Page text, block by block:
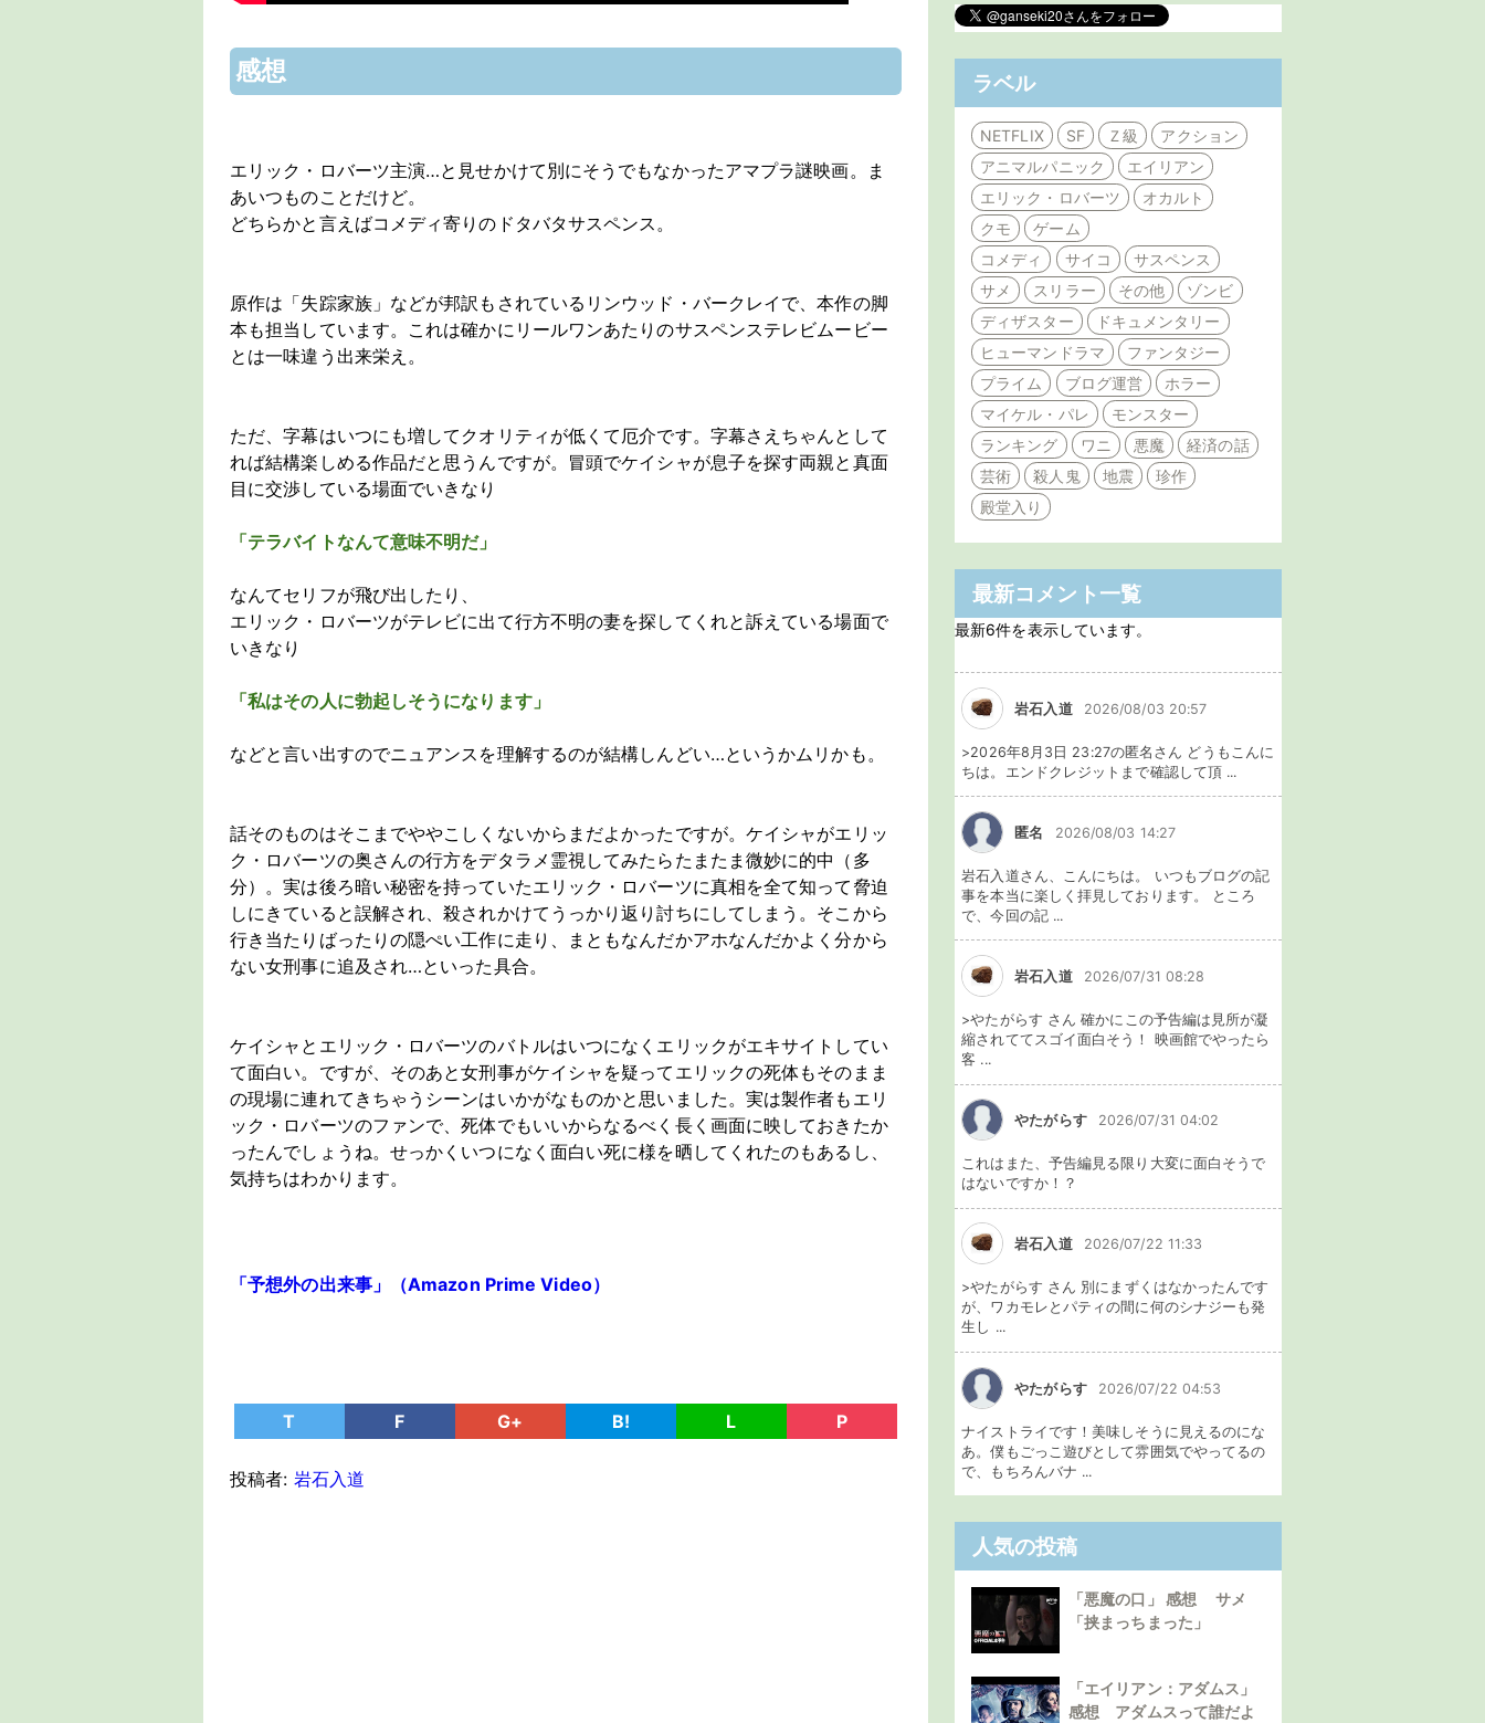
感想
エリック・ロバーツ主演…と見せかけて別にそうでもなかったアマプラ謎映画。ま
あいつものことだけど。
どちらかと言えばコメディ寄りのドタバタサスペンス。
原作は「失踪家族」などが邦訳もされているリンウッド・バークレイで、本作の脚
本も担当しています。これは確かにリールワンあたりのサスペンステレビムービー
とは一味違う出来栄え。
ただ、字幕はいつにも増してクオリティが低くて厄介です。字幕さえちゃんとして
れば結構楽しめる作品だと思うんですが。冒頭でケイシャが息子を探す両親と真面
目に交渉している場面でいきなり
「テラバイトなんて意味不明だ」
なんてセリフが飛び出したり、
エリック・ロバーツがテレビに出て行方不明の妻を探してくれと訴えている場面で
いきなり
「私はその人に勃起しそうになります」
などと言い出すのでニュアンスを理解するのが結構しんどい…というかムリかも。
話そのものはそこまでややこしくないからまだよかったですが。ケイシャがエリッ
ク・ロバーツの奥さんの行方をデタラメ霊視してみたらたまたま微妙に的中（多
分）。実は後ろ暗い秘密を持っていたエリック・ロバーツに真相を全て知って脅迫
しにきていると誤解され、殺されかけてうっかり返り討ちにしてしまう。そこから
行き当たりばったりの隠ぺい工作に走り、まともなんだかアホなんだかよく分から
ない女刑事に追及され…といった具合。
ケイシャとエリック・ロバーツのバトルはいつになくエリックがエキサイトしてい
て面白い。ですが、そのあと女刑事がケイシャを疑ってエリックの死体もそのまま
の現場に連れてきちゃうシーンはいかがなものかと思いました。実は製作者もエリ
ック・ロバーツのファンで、死体でもいいからなるべく長く画面に映しておきたか
ったんでしょうね。せっかくいつになく面白い死に様を晒してくれたのもあるし、
気持ちはわかります。
「予想外の出来事」（Amazon Prime Video）
T F G+ B! L P
投稿者: 岩石入道
ラベル
NETFLIX SF Ｚ級
アクション
アニマルパニック
エイリアン
エリック・ロバーツ
オカルト
クモ
ゲーム
コメディ
サイコ
サスペンス
サメ
スリラー その他
ゾンビ
ディザスター
ドキュメンタリー
ヒューマンドラマ
ファンタジー
プライム
ブログ運営
ホラー
マイケル・パレ
モンスター
ランキング
ワニ 悪魔
経済の話
芸術
殺人鬼 地震
珍作
殿堂入り
最新コメント一覧
最新6件を表示しています。
岩石入道 2026/08/03 20:57
>2026年8月3日 23:27の匿名さん どうもこんに
ちは。エンドクレジットまで確認して頂 ...
匿名 2026/08/03 14:27
岩石入道さん、こんにちは。 いつもブログの記
事を本当に楽しく拝見しております。 ところ
で、今回の記 ...
岩石入道 2026/07/31 08:28
>やたがらす さん 確かにこの予告編は見所が凝
縮されててスゴイ面白そう！ 映画館でやったら
客 ...
やたがらす 2026/07/31 04:02
これはまた、予告編見る限り大変に面白そうで
はないですか！？
岩石入道 2026/07/22 11:33
>やたがらす さん 別にまずくはなかったんです
が、ワカモレとパティの間に何のシナジーも発
生し ...
やたがらす 2026/07/22 04:53
ナイストライです！美味しそうに見えるのにな
あ。僕もごっこ遊びとして雰囲気でやってるの
で、もちろんバナ ...
人気の投稿
「悪魔の口」 感想 サメ
「挟まっちまった」
「エイリアン：アダムス」
感想 アダムスって誰だよ